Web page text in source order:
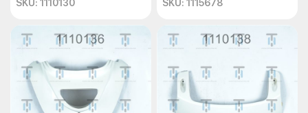
SKU: 1110130
SKU: 1115678